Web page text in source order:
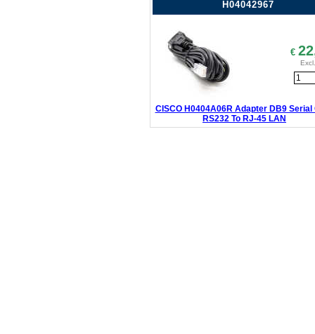
H04042967
€
CISCO H0404A06R Adapter DB9 Serial
RS232 To RJ-45 LAN